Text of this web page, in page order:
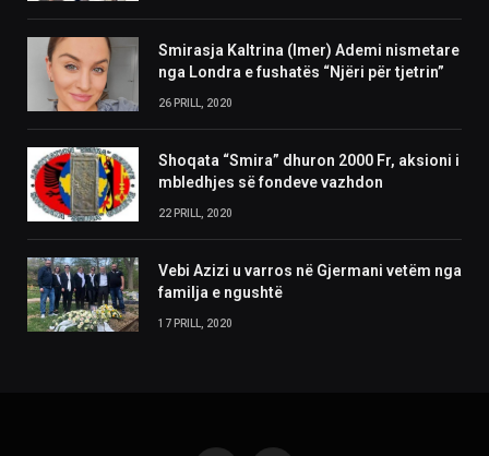
Smirasja Kaltrina (Imer) Ademi nismetare
nga Londra e fushatës “Njëri për tjetrin”
26 PRILL, 2020
Shoqata “Smira” dhuron 2000 Fr, aksioni i
mbledhjes së fondeve vazhdon
22 PRILL, 2020
Vebi Azizi u varros në Gjermani vetëm nga
familja e ngushtë
17 PRILL, 2020